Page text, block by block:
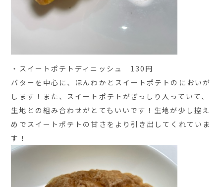
・スイートポテトディニッシュ 130円
バターを中心に、ほんわかとスイートポテトのにおいが
します！また、スイートポテトがぎっしり入っていて、
生地との組み合わせがとてもいいです！生地が少し控え
めでスイートポテトの甘さをより引き出してくれていま
す！